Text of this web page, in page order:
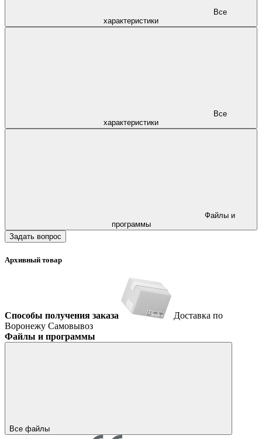
характеристики
характеристики
программы
Задать вопрос
Архивный товар
Способы получения заказа
Доставка по
Воронежу Самовывоз
Файлы и программы
Все файлы